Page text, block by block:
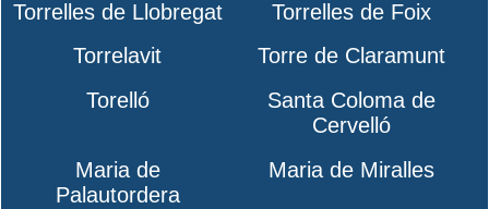
Torrelles de Llobregat
Torrelles de Foix
Torrelavit
Torre de Claramunt
Torelló
Santa Coloma de
Cervelló
Maria de
Palautordera
Maria de Miralles